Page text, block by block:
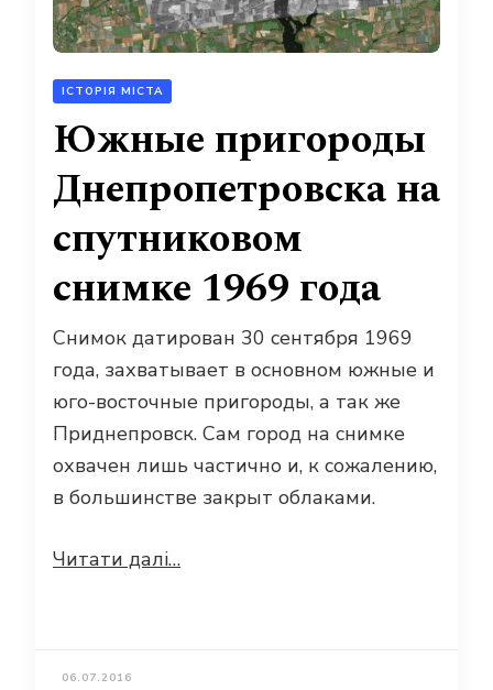
ІСТОРІЯ МІСТА
Южные пригороды
Днепропетровска на
спутниковом
снимке 1969 года
Снимок датирован 30 сентября 1969
года, захватывает в основном южные и
юго-восточные пригороды, а так же
Приднепровск. Сам город на снимке
охвачен лишь частично и, к сожалению,
в большинстве закрыт облаками.
Читати далі…
06.07.2016